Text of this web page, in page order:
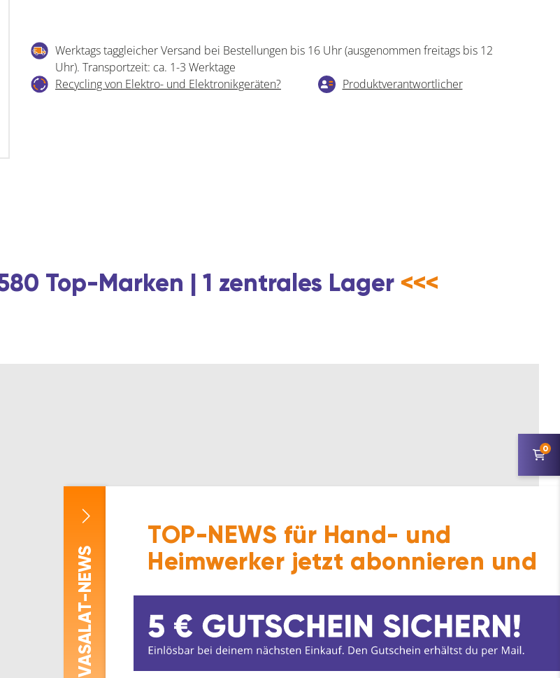
Werktags taggleicher Versand bei Bestellungen bis 16 Uhr (ausgenommen freitags bis 12
Uhr). Transportzeit: ca. 1-3 Werktage
Recycling von Elektro- und Elektronikgeräten?
Produktverantwortlicher
Top-Marken | 1 zentrales Lager <<<
0
V
ASALAT
-NEWS
TOP-NEWS für Hand- und
Heimwerker jetzt abonnieren und